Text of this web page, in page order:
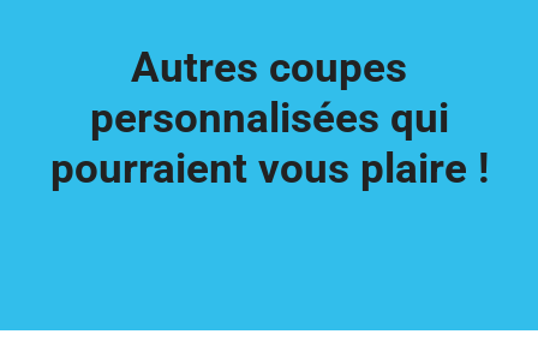
Autres coupes
personnalisées qui
pourraient vous plaire !